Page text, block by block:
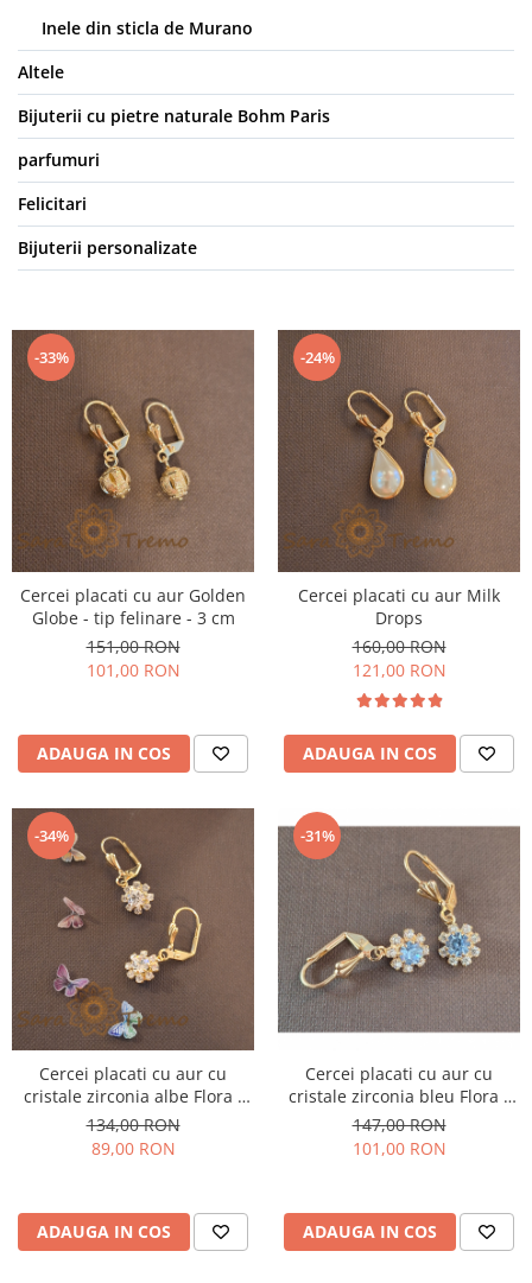
Inele din sticla de Murano
Altele
Bijuterii cu pietre naturale Bohm Paris
parfumuri
Felicitari
Bijuterii personalizate
-33%
Cercei placati cu aur Golden
Globe - tip felinare - 3 cm
151,00 RON
101,00 RON
ADAUGA IN COS
-24%
Cercei placati cu aur Milk
Drops
160,00 RON
121,00 RON
ADAUGA IN COS
-34%
Cercei placati cu aur cu
cristale zirconia albe Flora -
2.5 cm
134,00 RON
89,00 RON
ADAUGA IN COS
-31%
Cercei placati cu aur cu
cristale zirconia bleu Flora -
2.5 cm
147,00 RON
101,00 RON
ADAUGA IN COS